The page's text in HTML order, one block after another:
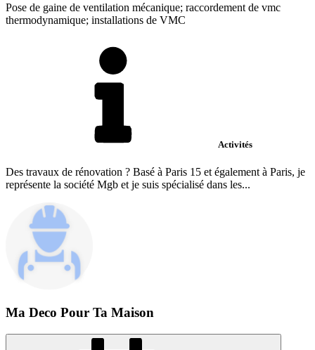
Pose de gaine de ventilation mécanique; raccordement de vmc
thermodynamique; installations de VMC
Activités
Des travaux de rénovation ? Basé à Paris 15 et également à Paris, je
représente la société Mgb et je suis spécialisé dans les...
Ma Deco Pour Ta Maison